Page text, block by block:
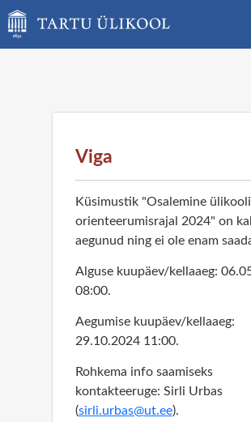
Viga
Küsimustik "Osalemine ülikooli
orienteerumisrajal 2024" on
aegunud ning ei ole enam
Alguse kuupäev/kellaaeg:
08:00.
Aegumise kuupäev/kellaaeg:
29.10.2024 11:00.
Rohkema info saamiseks
kontakteeruge: Sirli Urbas
(sirli.urbas@ut.ee).